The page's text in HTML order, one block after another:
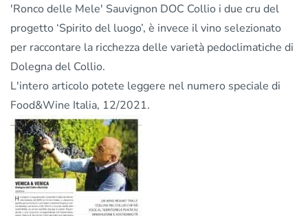
'Ronco delle Mele' Sauvignon DOC Collio i due cru del
progetto ‘Spirito del luogo’, è invece il vino selezionato
per raccontare la ricchezza delle varietà pedoclimatiche di
Dolegna del Collio.
L'intero articolo potete leggere nel numero speciale di
Food&Wine Italia, 12/2021.